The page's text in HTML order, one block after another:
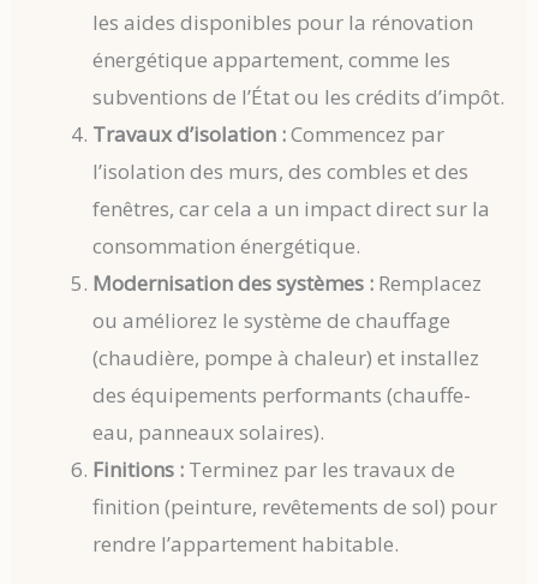
les aides disponibles pour la rénovation
énergétique appartement, comme les
subventions de l’État ou les crédits d’impôt.
Travaux d’isolation :Commencez par
l’isolation des murs, des combles et des
fenêtres, car cela a un impact direct sur la
consommation énergétique.
Modernisation des systèmes : Remplacez
ou améliorez le système de chauffage
(chaudière, pompe à chaleur) et installez
des équipements performants (chauffe-
eau, panneaux solaires).
Finitions : Terminez par les travaux de
finition (peinture, revêtements de sol) pour
rendre l’appartement habitable.